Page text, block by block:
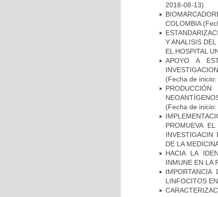
2018-08-13)
COLOMBIA
Y ANALISIS
EL HOSPITAL
APOYO A
(Fecha de
(Fecha de
PROMUEVA
INVESTIGACIN
DE LA
HACIA LA
INMUNE EN LA
LINFOCITOS